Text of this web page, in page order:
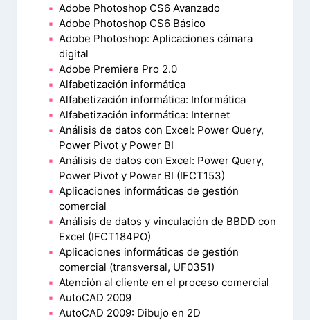
Adobe Photoshop CS6 Avanzado
Adobe Photoshop CS6 Básico
Adobe Photoshop: Aplicaciones cámara
digital
Adobe Premiere Pro 2.0
Alfabetización informática
Alfabetización informática: Informática
Alfabetización informática: Internet
Análisis de datos con Excel: Power Query,
Power Pivot y Power BI
Análisis de datos con Excel: Power Query,
Power Pivot y Power BI (IFCT153)
Aplicaciones informáticas de gestión
comercial
Análisis de datos y vinculación de BBDD con
Excel (IFCT184PO)
Aplicaciones informáticas de gestión
comercial (transversal, UF0351)
Atención al cliente en el proceso comercial
AutoCAD 2009
AutoCAD 2009: Dibujo en 2D